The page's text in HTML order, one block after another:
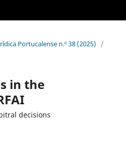
Portucalense n.º 38 (2025)
/
in the
decisions